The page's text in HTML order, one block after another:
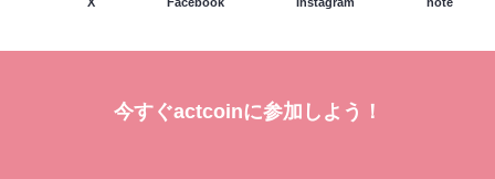
今すぐactcoinに参加しよう！